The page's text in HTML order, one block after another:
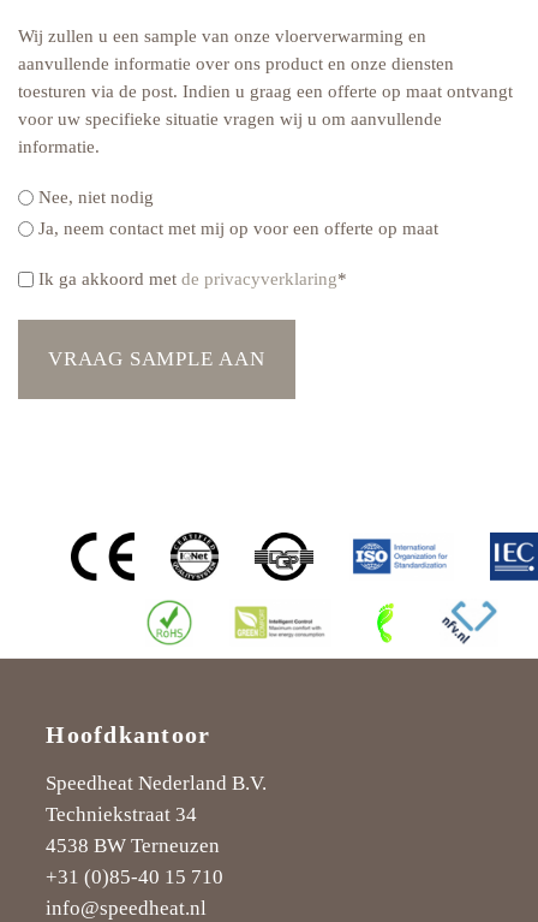
Wij zullen u een sample van onze vloerverwarming en
aanvullende informatie over ons product en onze diensten
toesturen via de post. Indien u graag een offerte op maat ontvangt
voor uw specifieke situatie vragen wij u om aanvullende
informatie.
Nee, niet nodig
Ja, neem contact met mij op voor een offerte op maat
Privacyverklaring
Ik ga akkoord met de privacyverklaring*
Hoofdkantoor
Speedheat Nederland B.V.
Techniekstraat 34
4538 BW Terneuzen
+31 (0)85-40 15 710
info@speedheat.nl